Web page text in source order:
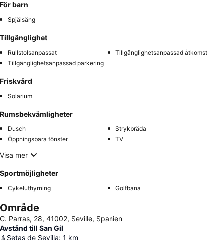
För barn
Spjälsäng
Tillgänglighet
Rullstolsanpassat
Tillgänglighetsanpassad åtkomst
Tillgänglighetsanpassad parkering
Friskvård
Solarium
Rumsbekvämligheter
Dusch
Strykbräda
Öppningsbara fönster
TV
Visa mer
Sportmöjligheter
Cykeluthyrning Golfbana
Område
C. Parras, 28, 41002, Seville, Spanien
Avstånd till San Gil
Setas de Sevilla: 1 km